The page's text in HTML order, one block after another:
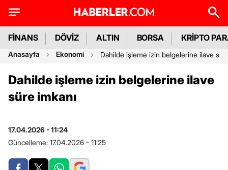
FİNANS DÖVİZ ALTIN BORSA KRİPTO
Anasayfa Ekonomi Dahilde işleme izin belgelerine ilave
Dahilde işleme izin belgelerine ilave
süre imkanı
17.04.2026 - 11:24
Güncelleme: 17.04.2026 - 11:25